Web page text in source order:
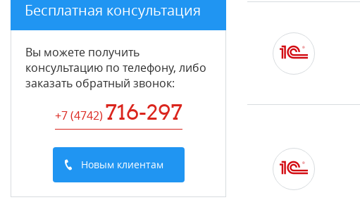
Бесплатная консультация
Вы можете получить
консультацию по телефону, либо
заказать обратный звонок:
+7 (4742) 716-297
Новым клиентам